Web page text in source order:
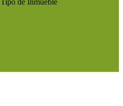
Tipo de Inmueble